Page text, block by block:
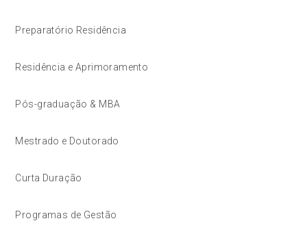
Preparatório Residência
Residência e Aprimoramento
Pós-graduação & MBA
Mestrado e Doutorado
Curta Duração
Programas de Gestão